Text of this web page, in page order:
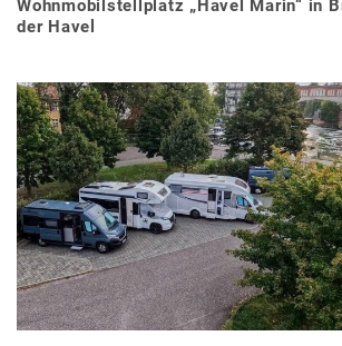
Wohnmobilstellplatz „Havel Marin“ in
der Havel